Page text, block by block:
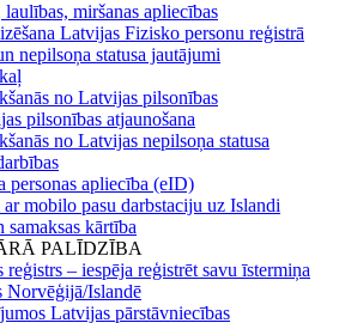
laulības, miršanas apliecības
Latvijas Fizisko personu reģistrā
nepilsoņa statusa jautājumi
no Latvijas pilsonības
pilsonības atjaunošana
no Latvijas nepilsoņa statusa
personas apliecība (eID)
mobilo pasu darbstaciju uz Islandi
samaksas kārtība
PALĪDZĪBA
reģistrs – iespēja reģistrēt savu īstermiņa
Norvēģijā/Islandē
Latvijas pārstāvniecības